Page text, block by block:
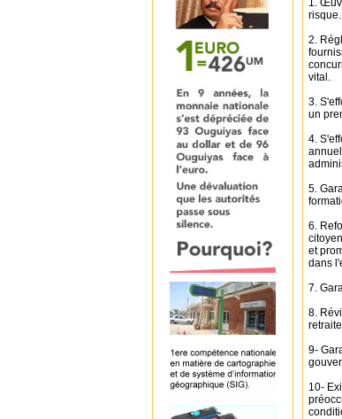
1.
risque.
2.
vital.
3.
un
4.
5.
6.
et
dans
7.
8.
9-
10-